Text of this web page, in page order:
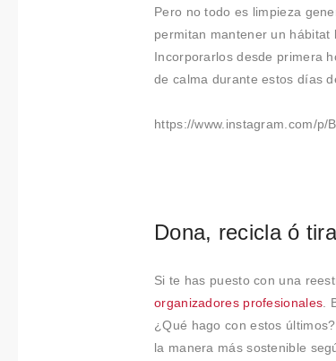
Pero no todo es limpieza
permitan mantener un hábitat
Incorporarlos desde primera
de calma durante estos días
https://www.instagram.com/p/
Dona, recicla ó tira
Si te has puesto con una
organizadores profesionales .
¿Qué hago con estos
la manera más sostenible